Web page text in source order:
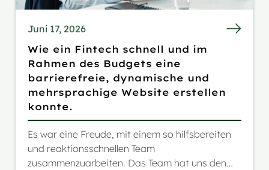
Juni 17, 2026
Wie ein Fintech schnell und im
Rahmen des Budgets eine
barrierefreie, dynamische und
mehrsprachige Website erstellen
konnte.
Es war eine Freude, mit einem so hilfsbereiten
und reaktionsschnellen Team
zusammenzuarbeiten. Das Team hat uns den